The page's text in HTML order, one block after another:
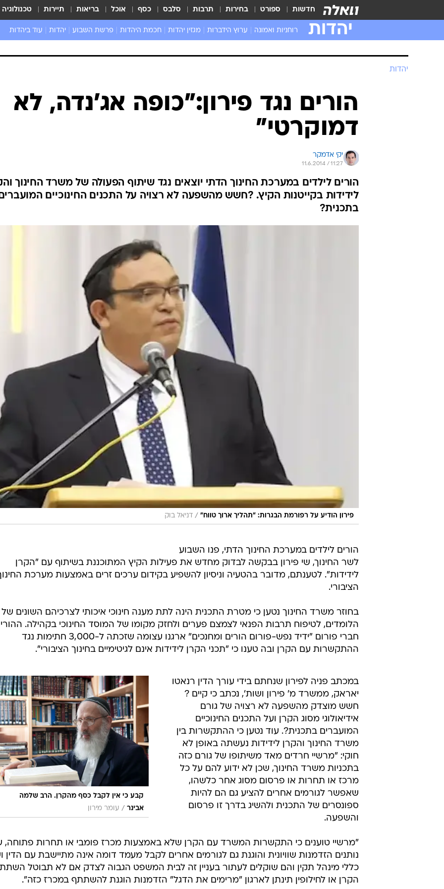
חדשות ספורט בחירות תרבות סלבס כסף אוכל בריאות תיירות טכנולוגיה
יהדות רוחניות ואמונה ערוץ הידברות מגזין יהדות חכמת היהדות פרשת השבוע יהדות עוד ביהדות
יהדות
הורים נגד פירון:"כופה אג'נדה, לא
דמוקרטי"
יקי אדמקר
11.6.2014 / 11:27
הורים לילדים במערכת החינוך הדתי יוצאים נגד שיתוף הפעולה של משרד החינוך
לידידות בקייטנות הקיץ. ?חשש מהשפעה לא רצויה על התכנים החינוכיים
בתכנית?
פירון הודיע על רפורמת הבגרות: "תהליך ארוך טווח" / דניאל בוק
הורים לילדים במערכת החינוך הדתי, פנו השבוע
לשר החינוך, שי פירון בבקשה לבדוק מחדש את פעילות הקיץ המתוכננת בשיתוף עם "הקרן
לידידות". לטענתם, מדובר בהטעיה וניסיון להשפיע בקידום ערכים זרים באמצעות מערכת
הציבורי.
בחוזר משרד החינוך נטען כי מטרת התכנית הינה לתת מענה חינוכי איכותי לצרכיהם השונים של
הלומדים, לטיפוח תרבות הפנאי לצמצם פערים ולחזק מקומו של המוסד החינוכי בקהילה.
חברי פורום "ידיד נפש-פורום הורים ומחנכים" ארגנו עצומה שזכתה ל-3,000 חתימות נגד
ההתקשרות עם הקרן ובה טענו כי "תכני הקרן לידידות אינם לגיטימיים בחינוך הציבורי".
קבע כי אין לקבל כסף מהקרן. הרב שלמה
אבינר / עומר מירון
במכתב פניה לפירון שנחתם בידי עורך הדין רנאטו
יאראק, ממשרד מ' פירון ושות', נכתב כי קיים ?
חשש מוצדק מהשפעה לא רצויה של גורם
אידיאולוגי מסוג הקרן ועל התכנים החינוכיים
המועברים בתכנית?. עוד נטען כי ההתקשרות בין
משרד החינוך והקרן לידידות נעשתה באופן לא
חוקי: "מרשיי חרדים מאד משיתופו של גורם כזה
בתכניות משרד החינוך, שכן לא ידוע להם על כל
מרכז או תחרות או פרסום מסוג אחר כלשהו,
שאפשר לגורמים אחרים להציע גם הם להיות
ספונסרים של התכנית ולהשיג בדרך זו פרסום
והשפעה.
"מרשיי טוענים כי התקשרות המשרד עם הקרן שלא באמצעות מכרז פומבי או תחרות פתוחה,
נותנים הזדמנות שוויונית והוגנת גם לגורמים אחרים לקבל מעמד דומה אינה מתיישבת עם הדין
כללי מינהל תקין והם שוקלים לעתור בעניין זה לבית המשפט הגבוה לצדק אם לא תבוטל
הקרן או לחילופין תינתן לארגון "מרימים את הדגל" הזדמנות הוגנת להשתתף במכרז כזה".